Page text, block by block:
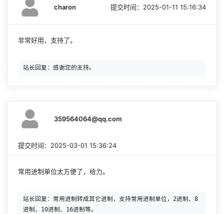
charon 提交时间： 2025-01-11 15:16:34
非常好用，支持了。
359564064@qq.com
提交时间： 2025-03-01 15:36:24
常用进制单位太方便了，给力。
站长回复：常用进制转成其它进制，支持常用进制单位，2进制、8